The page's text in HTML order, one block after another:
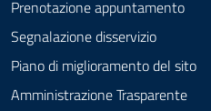
Prenotazione appuntamento
Segnalazione disservizio
Piano di miglioramento del sito
Amministrazione Trasparente